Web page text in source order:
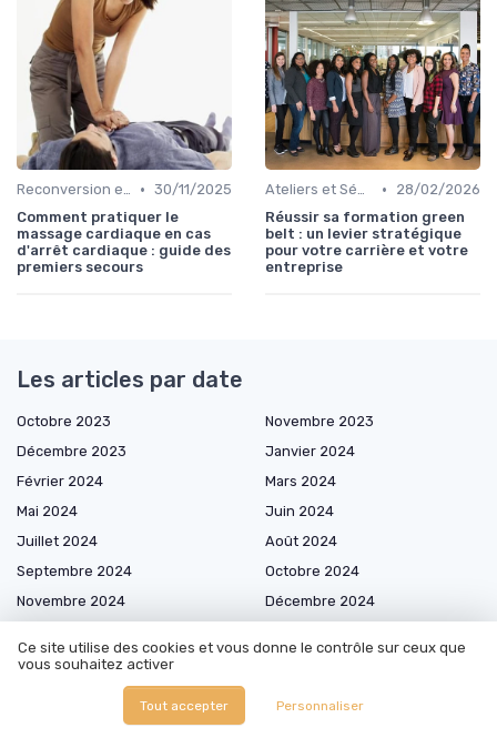
Reconversion et Montée en Compétences • 30/11/2025
Comment pratiquer le
massage cardiaque en cas
d'arrêt cardiaque : guide des
premiers secours
Ateliers et Séminaires de Formation •
28/02/2026
Réussir sa formation green
belt : un levier stratégique
pour votre carrière et votre
entreprise
Les articles par date
Octobre 2023
Novembre 2023
Décembre 2023
Janvier 2024
Février 2024
Mars 2024
Mai 2024
Juin 2024
Juillet 2024
Août 2024
Septembre 2024
Octobre 2024
Novembre 2024
Décembre 2024
Mars 2025
Ce site utilise des cookies et vous donne le contrôle sur ceux que
vous souhaitez activer
Tout accepter Personnaliser